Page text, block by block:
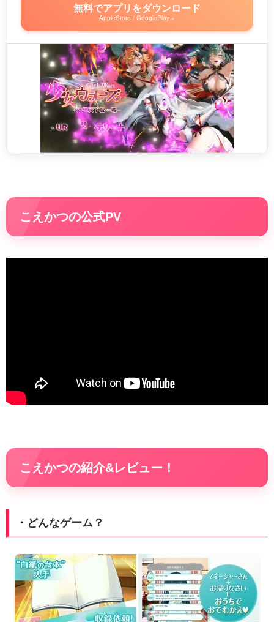
無料でアプリをダウンロード
AppleStore / GooglePlay »
こえかつの公式PV
こえかつの紹介&レビュー！
・どんなゲーム？